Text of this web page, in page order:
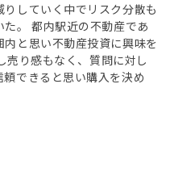
していく中でリスク分散も
。 都内駅近の不動産であ
と思い不動産投資に興味を
売り感もなく、質問に対し
できると思い購入を決め